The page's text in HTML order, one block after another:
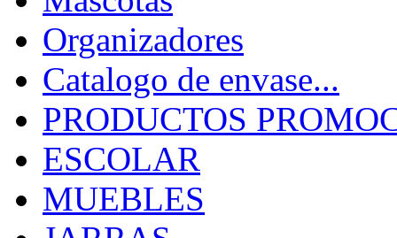
Organizadores
Catalogo de envase...
PRODUCTOS
ESCOLAR
MUEBLES